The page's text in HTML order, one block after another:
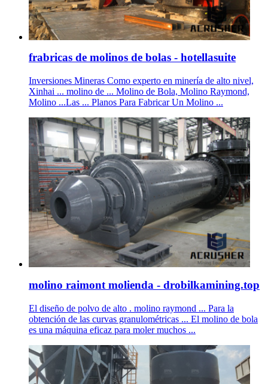
frabricas de molinos de bolas - hotellasuite
Inversiones Mineras Como experto en minería de alto nivel,
Xinhai ... molino de ... Molino de Bola, Molino Raymond,
Molino ...Las ... Planos Para Fabricar Un Molino ...
molino raimont molienda - drobilkamining.top
El diseño de polvo de alto . molino raymond ... Para la
obtención de las curvas granulométricas ... El molino de bola
es una máquina eficaz para moler muchos ...